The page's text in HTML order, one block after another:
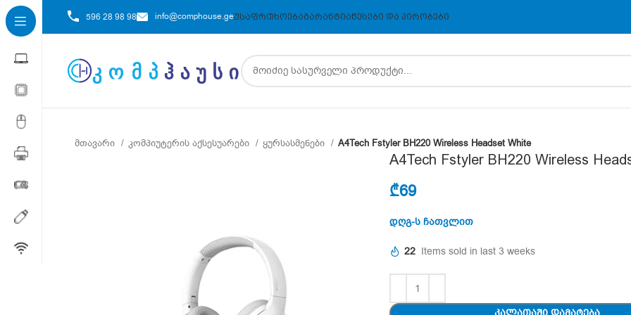
596 28 98 98 info@comphouse.geᲣᲡᲐᲤᲠᲗᲮᲝᲔᲑᲐᲒᲐᲠᲐᲜᲢᲘᲐᲬᲔᲡᲔᲑᲘ ᲓᲐ ᲞᲘᲠᲝᲑᲔᲑᲘ
მთავარი კომპიუტერის აქსესუარები ყურსასმენები A4Tech Fstyler BH220 Wireless Headset White
A4Tech Fstyler BH220 Wireless
₾69
დღგ-ს ჩათვლით
22 Items sold in last 3 weeks